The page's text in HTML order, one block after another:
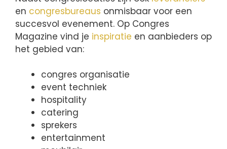
en congresbureaus onmisbaar voor een
succesvol evenement. Op Congres
Magazine vind je inspiratie en aanbieders op
het gebied van:
congres organisatie
event techniek
hospitality
catering
sprekers
entertainment